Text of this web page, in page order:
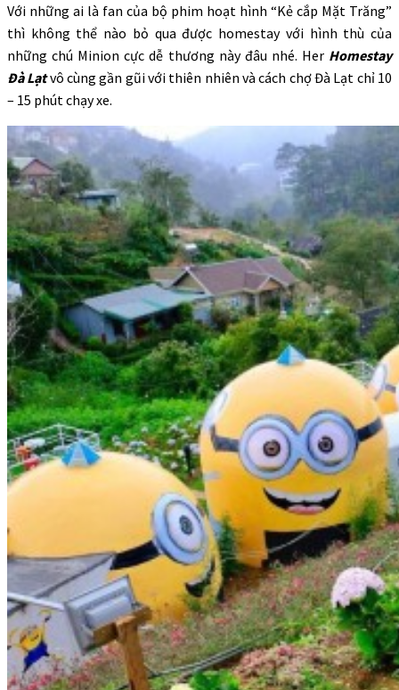
Với những ai là fan của bộ phim hoạt hình “Kẻ cắp Mặt Trăng”
thì không thể nào bỏ qua được homestay với hình thù của
những chú Minion cực dễ thương này đâu nhé. Her Homestay
Đà Lạtvô cùng gần gũi với thiên nhiên và cách chợ Đà Lạt chỉ 10
– 15 phút chạy xe.